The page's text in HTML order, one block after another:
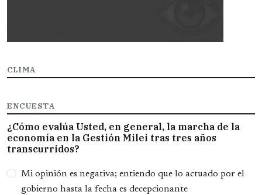
CLIMA
ENCUESTA
¿Cómo evalúa Usted, en general, la marcha de la
economía en la Gestión Milei tras tres años
transcurridos?
Opciones
Mi opinión es negativa; entiendo que lo actuado por el
gobierno hasta la fecha es decepcionante